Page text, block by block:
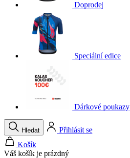
Doprodej
Speciální edice
Dárkové poukazy
Hledat
Přihlásit se
Košík
Váš košík je prázdný